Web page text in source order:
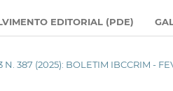
EDITORIAL (PDE)
N. 387 (2025): BOLETIM IBCCRIM -